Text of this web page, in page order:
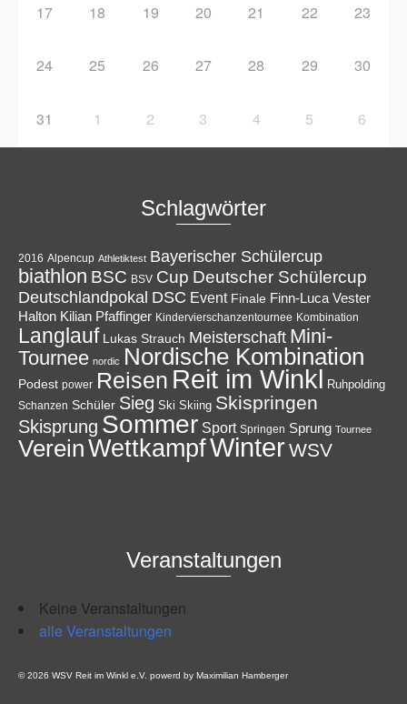
17 18 19 20 21 22 23
24 25 26 27 28 29 30
31 1 2 3 4 5 6
Schlagwörter
2016 Alpencup Athletiktest Bayerischer Schülercup
biathlon BSC BSV Cup Deutscher Schülercup
Deutschlandpokal DSC Event Finale Finn-Luca Vester
Halton Kilian Pfaffinger Kindervierschanzentournee Kombination
Langlauf Lukas Strauch Meisterschaft Mini-
Tournee nordic Nordische Kombination
Podest power Reisen Reit im Winkl Ruhpolding
Schanzen Schüler Sieg Ski Skiing Skispringen
Skisprung Sommer Sport Springen Sprung Tournee
VereinWettkampfWinterWSV
Veranstaltungen
Keine Veranstaltungen
alle Veranstaltungen
© 2026 WSV Reit im Winkl e.V. powerd by Maximilian Hamberger